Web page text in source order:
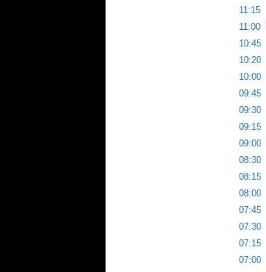
11:15
11:00
10:45
10:20
10:00
09:45
09:30
09:15
09:00
08:30
08:15
08:00
07:45
07:30
07:15
07:00